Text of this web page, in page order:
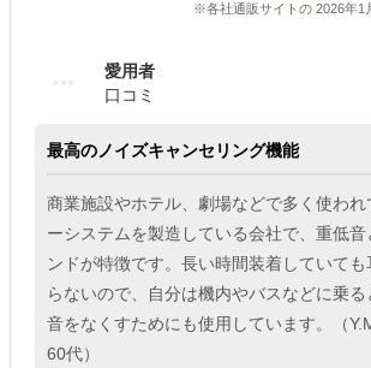
※各社通販サイトの 2026年1
愛用者
口コミ
最高のノイズキャンセリング機能
商業施設やホテル、劇場などで多く使われ
ーシステムを製造している会社で、重低音
ンドが特徴です。長い時間装着していて
らないので、自分は機内やバスなどに乗
音をなくすためにも使用しています。（
60代）